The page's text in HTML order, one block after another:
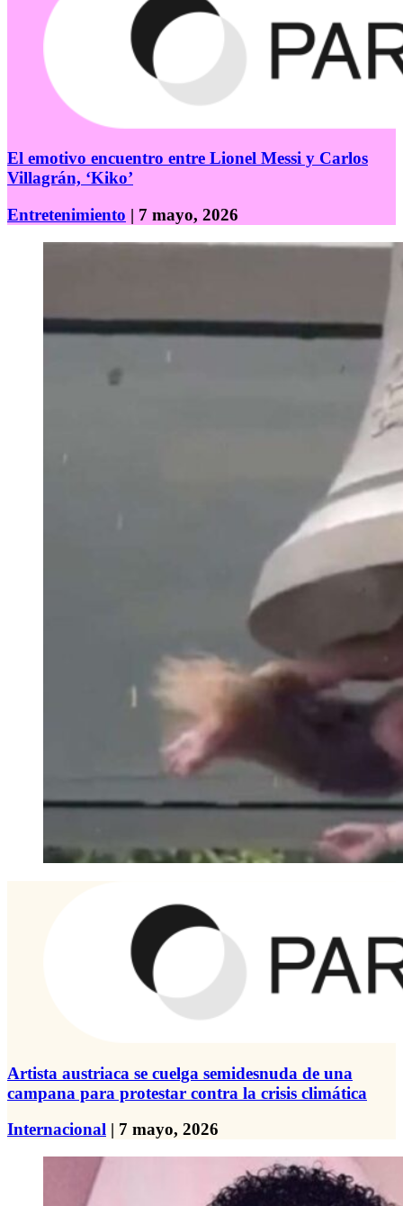
El emotivo encuentro entre Lionel Messi y Carlos
Villagrán, ‘Kiko’
Entretenimiento | 7 mayo, 2026
Artista austriaca se cuelga semidesnuda de una
campana para protestar contra la crisis climática
Internacional | 7 mayo, 2026